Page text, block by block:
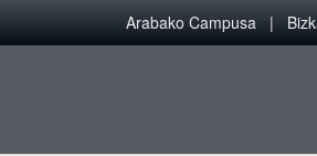
Arabako Campusa